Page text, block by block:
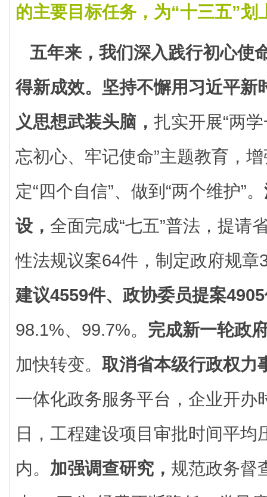
的主要目标任务，为“十三五”划
五年来，我们深入践行初心使
得新成效。 坚持不懈用习近平新
义思想武装头脑， 扎实开展“两
忘初心、牢记使命”主题教育，增
定“四个自信”、做到“两个维护”。
设， 全面完成“七五”普法，提请
性法规议案64件，制定政府规章
建议4559件、政协委员提案
98.1%、99.7%。 完成新一轮政
加快转变。 取消省本级行政权力
一体化政务服务平台，企业开办
日，工程建设项目审批时间平均
内。 加强调查研究， 规范政务督